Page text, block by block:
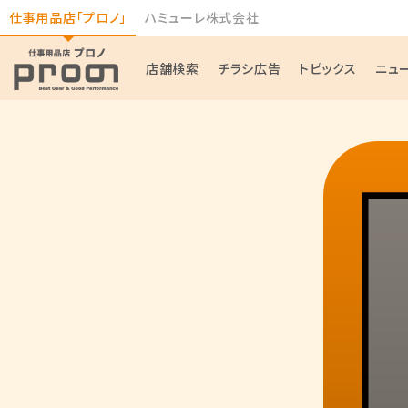
仕事用品店「プロノ」 ハミューレ株式会社
店舗検索 チラシ広告 トピックス ニュ